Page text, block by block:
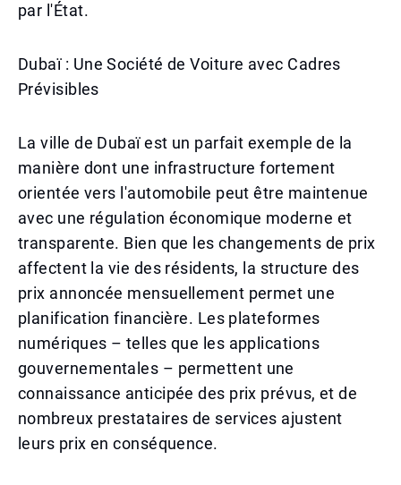
par l'État.
Dubaï : Une Société de Voiture avec Cadres
Prévisibles
La ville de Dubaï est un parfait exemple de la
manière dont une infrastructure fortement
orientée vers l'automobile peut être maintenue
avec une régulation économique moderne et
transparente. Bien que les changements de prix
affectent la vie des résidents, la structure des
prix annoncée mensuellement permet une
planification financière. Les plateformes
numériques – telles que les applications
gouvernementales – permettent une
connaissance anticipée des prix prévus, et de
nombreux prestataires de services ajustent
leurs prix en conséquence.